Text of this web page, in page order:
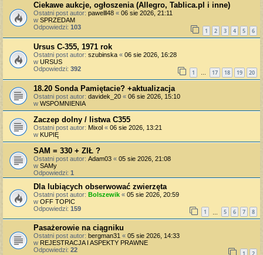
Ciekawe aukcje, ogłoszenia (Allegro, Tablica.pl i inne)
Ostatni post autor: pawelll48 « 06 sie 2026, 21:11
w SPRZEDAM
Odpowiedzi: 103 1 2 3 4 5 6
Ursus C-355, 1971 rok
Ostatni post autor: szubinska « 06 sie 2026, 16:28
w URSUS
Odpowiedzi: 392 1 … 17 18 19 20
18.20 Sonda Pamiętacie? +aktualizacja
Ostatni post autor: davidek_20 « 06 sie 2026, 15:10
w WSPOMNIENIA
Zaczep dolny / listwa C355
Ostatni post autor: Mixol « 06 sie 2026, 13:21
w KUPIĘ
SAM = 330 + ZIŁ ?
Ostatni post autor: Adam03 « 05 sie 2026, 21:08
w SAMy
Odpowiedzi: 1
Dla lubiących obserwować zwierzęta
Ostatni post autor: Bolszewik « 05 sie 2026, 20:59
w OFF TOPIC
Odpowiedzi: 159 1 5 6 7 8
Pasażerowie na ciągniku
Ostatni post autor: bergman31 « 05 sie 2026, 14:33
w REJESTRACJA I ASPEKTY PRAWNE
Odpowiedzi: 22